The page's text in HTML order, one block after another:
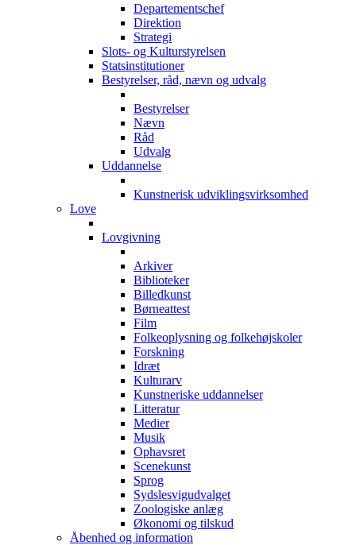
Departementschef
Direktion
Strategi
Slots- og Kulturstyrelsen
Statsinstitutioner
Bestyrelser, råd, nævn og udvalg
Bestyrelser
Nævn
Råd
Udvalg
Uddannelse
Kunstnerisk udviklingsvirksomhed
Love
Lovgivning
Arkiver
Biblioteker
Billedkunst
Børneattest
Film
Folkeoplysning og folkehøjskoler
Forskning
Idræt
Kulturarv
Kunstneriske uddannelser
Litteratur
Medier
Musik
Ophavsret
Scenekunst
Sprog
Sydslesvigudvalget
Zoologiske anlæg
Økonomi og tilskud
Åbenhed og information